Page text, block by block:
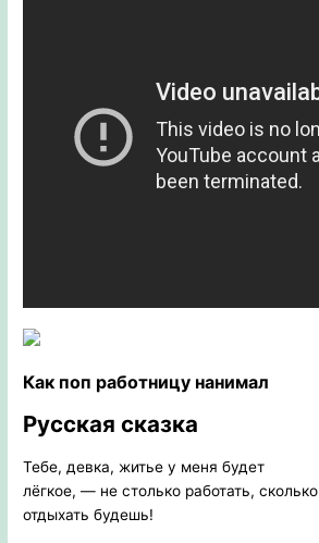
Как поп работницу нанимал
Русская сказка
Тебе, девка, житье у меня будет
лёгкое, — не столько работать, сколько
отдыхать будешь!